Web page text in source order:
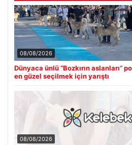
08/08/2026
Dünyaca ünlü “Bozkırın aslanları”
en güzel seçilmek için yarıştı
08/08/2026